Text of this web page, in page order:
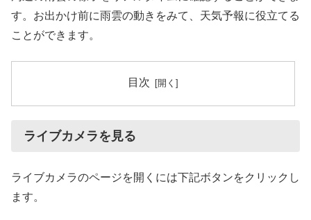
す。お出かけ前に雨雲の動きをみて、天気予報に役立てる
ことができます。
目次
ライブカメラを見る
ライブカメラのページを開くには下記ボタンをクリックし
ます。